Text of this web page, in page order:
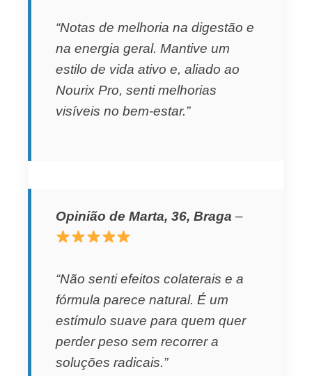
“Notas de melhoria na digestão e
na energia geral. Mantive um
estilo de vida ativo e, aliado ao
Nourix Pro, senti melhorias
visíveis no bem-estar.”
Opinião de Marta, 36, Braga –
“Não senti efeitos colaterais e a
fórmula parece natural. É um
estímulo suave para quem quer
perder peso sem recorrer a
soluções radicais.”